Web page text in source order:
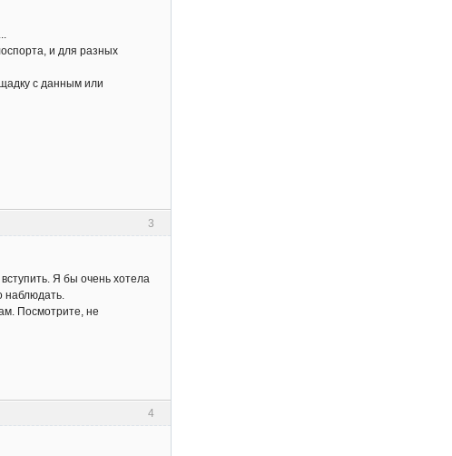
и для разных
с данным или
3
Я бы очень хотела
наблюдать.
Посмотрите, не
4